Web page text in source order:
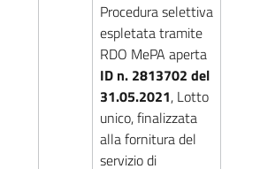
Procedura selettiva
espletata tramite
RDO MePA aperta
ID n. 2813702 del
31.05.2021, Lotto
unico, finalizzata
alla fornitura del
servizio di